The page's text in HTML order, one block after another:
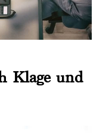
Klage und